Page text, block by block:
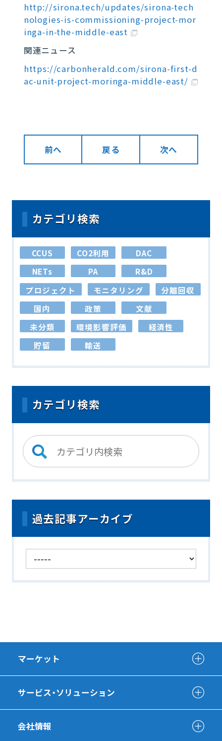
http://sirona.tech/updates/sirona-tech
nologies-is-commissioning-project-mor
inga-in-the-middle-east
関連ニュース
https://carbonherald.com/sirona-first-d
ac-unit-project-moringa-middle-east/
前へ 戻る 次へ
カテゴリ検索
CCUS CO2利用
DAC
NETs
PA
R&D
プロジェクト
モニタリング
分離回収
国内
政策
文献
未分類
環境影響評価
経済性
貯留
輸送
カテゴリ検索
過去記事アーカイブ
マーケット
サービス・ソリューション
会社情報